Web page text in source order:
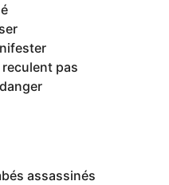
pas
assassinés